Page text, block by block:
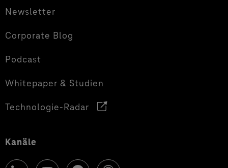
Newsletter
Corporate Blog
Podcast
Whitepaper & Studien
Technologie-Radar
Kanäle